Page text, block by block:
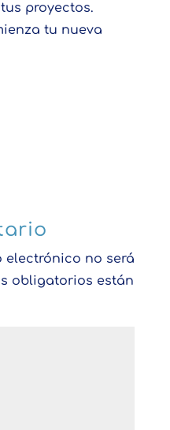
proyectos.
tu nueva
electrónico no será
obligatorios están